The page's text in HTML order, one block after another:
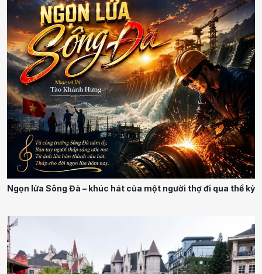
Ngọn lửa Sông Đà – khúc hát của một người thợ đi qua thế kỷ